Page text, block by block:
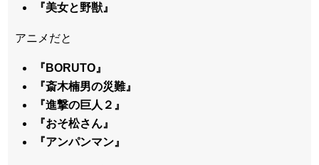
『美女と野獣』
アニメだと
『BORUTO』
『斎木楠男の災難』
『進撃の巨人２』
『おそ松さん』
『アンパンマン』